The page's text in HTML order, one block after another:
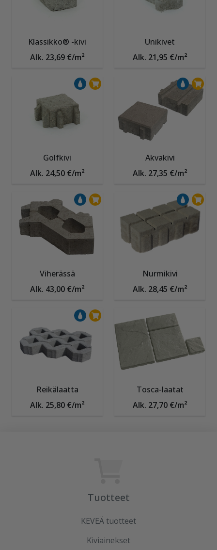
Klassikko® -kivi
Alk. 23,69 €/m²
Unikivet
Alk. 21,95 €/m²
Golfkivi
Alk. 24,50 €/m²
Akvakivi
Alk. 27,35 €/m²
Viherässä
Alk. 43,00 €/m²
Nurmikivi
Alk. 28,45 €/m²
Reikälaatta
Alk. 25,80 €/m²
Tosca-laatat
Alk. 27,70 €/m²
Tuotteet
KEVEÄ tuotteet
Kiviainekset